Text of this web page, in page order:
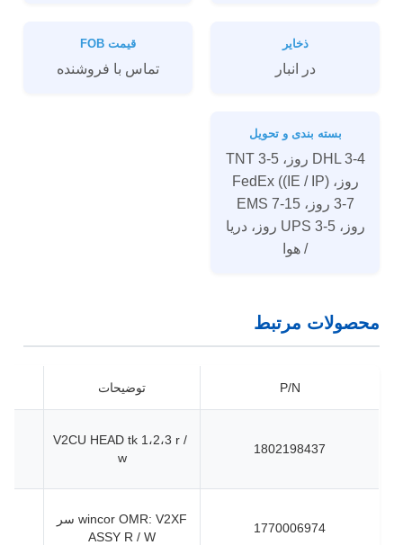
ذخایر
در انبار
قیمت FOB
تماس با فروشنده
بسته بندی و تحویل
DHL 3-4 روز، TNT 3-5
روز، FedEx ((IE / IP)
3-7 روز، EMS 7-15
روز، UPS 3-5 روز، دریا
/ هوا
محصولات مرتبط
P/N توضیحات
1802198437
V2CU HEAD tk 1،2،3 r /
w
1770006974
wincor OMR: V2XF سر
ASSY R / W